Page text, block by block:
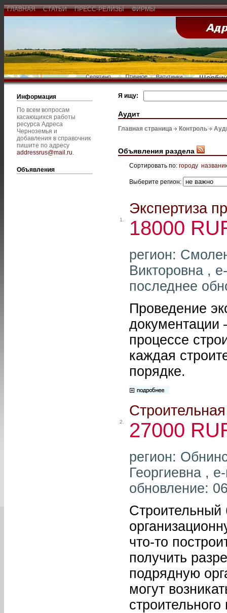
ГЛАВНАЯ СТАТЬИ ПРЕСС-РЕЛИЗЫ ФИРМЫ
Информация
По всем вопросам
касающихся работы
ресурса Адреса
Черноземья и
добавления в справочник
пишите по адресу
addressrus@mail.ru.
Объявления
Я ищу:
Аудит
Главная страница Контроль
Объявления раздела
Сортировать по: городу
Выберите регион:
1.
Экспертиза
18000
регион:
Викторовна ,
последнее
Проведение
документации
процессе
каждая
порядке.
2. 27000
регион:
Георгиевна ,
обновление:
Строительный
что-то
получить
подрядную
могут